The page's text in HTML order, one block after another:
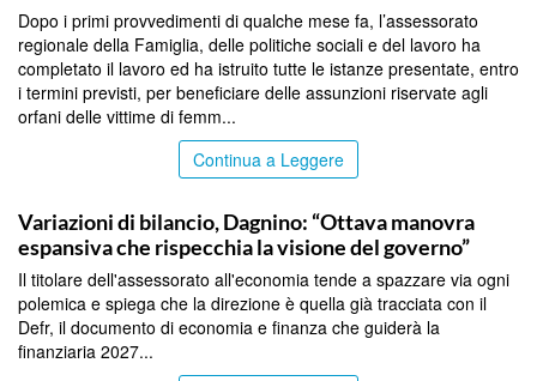
Dopo i primi provvedimenti di qualche mese fa, l’assessorato
regionale della Famiglia, delle politiche sociali e del lavoro ha
completato il lavoro ed ha istruito tutte le istanze presentate, entro
i termini previsti, per beneficiare delle assunzioni riservate agli
orfani delle vittime di femm...
Continua a Leggere
Variazioni di bilancio, Dagnino: “Ottava manovra
espansiva che rispecchia la visione del governo”
Il titolare dell'assessorato all'economia tende a spazzare via ogni
polemica e spiega che la direzione è quella già tracciata con il
Defr, il documento di economia e finanza che guiderà la
finanziaria 2027...